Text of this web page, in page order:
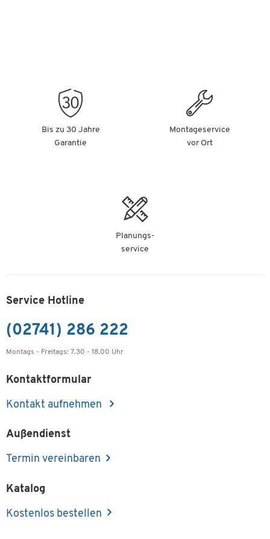
Bis zu 30 Jahre
Garantie
Montageservice
vor Ort
Planungs-
service
Service Hotline
(02741) 286 222
Montags - Freitags: 7.30 - 18.00 Uhr
Kontaktformular
Kontakt aufnehmen
Außendienst
Termin vereinbaren
Katalog
Kostenlos bestellen